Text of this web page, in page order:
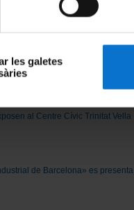
les galetes
revoltat
i les ciències socials
al Centre Cívic Trinitat Vella
de Barcelona» es